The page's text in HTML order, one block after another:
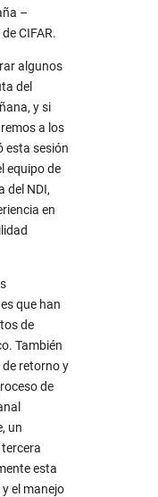
–
CIFAR.
algunos
del
y si
a los
esta sesión
equipo de
del NDI,
en
que han
de
También
retorno y
de
un
esta
el manejo